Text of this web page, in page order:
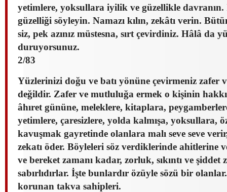
yetimlere, yoksullara iyilik ve güzellikle davranın.
güzelliği söyleyin. Namazı kılın, zekâtı verin.
siz, pek azınız müstesna, sırt çevirdiniz. Hâlâ da
duruyorsunuz.
2/83
Yüzlerinizi doğu ve batı yönüne çevirmeniz zafer
değildir. Zafer ve mutluluğa ermek o kişinin
âhıret gününe, meleklere, kitaplara,
yetimlere, çaresizlere, yolda kalmışa, yoksullara,
kavuşmak gayretinde olanlara malı seve seve
zekatı öder. Böyleleri söz verdiklerinde ahitlerine
ve bereket zamanı kadar, zorluk, sıkıntı ve şiddet
sabırlıdırlar. İşte bunlardır özüyle sözü bir
korunan takva sahipleri.